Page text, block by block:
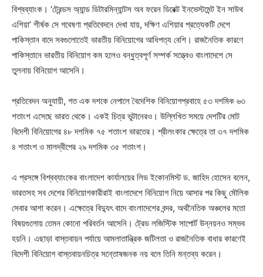
বিশ্বব্যাংক। ‘ট্রেন্ডস অ্যান্ড ডিটারমিন্যান্টস অব ফরেন ডিরেক্ট ইনভেস্টমেন্ট ইন সাউথ
এশিয়া’ শীর্ষক সে গবেষণা প্রতিবেদনে দেখা যায়, দক্ষিণ এশিয়ার প্রত্যেকটি দেশে
পাকিস্তান বাদে সবগুলোতেই ভারতীয় বিনিয়োগের আধিপত্য বেশি। রাজনৈতিক কারণে
পাকিস্তানে ভারতীয় বিনিয়োগ কম হলেও বন্ধুত্বপূর্ণ সম্পর্ক সত্ত্বেও বাংলাদেশে সে
তুলনায় বিনিয়োগ আসেনি।
প্রতিবেদন অনুযায়ী, গত এক দশকে নেপালে বৈদেশিক বিনিয়োগপ্রবাহে ৫৩ দশমিক ৬৩
শতাংশ এসেছে ভারত থেকে। একই চিত্র ভুটানেরও। উল্লিখিত সময়ে দেশটির মোট
বিদেশী বিনিয়োগের ৪৮ দশমিক ৭৫ শতাংশ ভারতের। শ্রীলংকার ক্ষেত্রে তা ৩৭ দশমিক
৪ শতাংশ ও মালদ্বীপের ২৯ দশমিক ৩৫ শতাংশ।
এ প্রসঙ্গে বিশ্বব্যাংকের বাংলাদেশ কার্যালয়ের লিড ইকোনমিস্ট ড. জাহিদ হোসেন বলেন,
ভারতসহ সব দেশের বিনিয়োগকারীরাই বাংলাদেশে বিনিয়োগ নিয়ে আসার পর কিছু মৌলিক
সেবার আশা করেন। এক্ষেত্রে বিদ্যুৎ বাদে বাংলাদেশের বন্দর, অর্থনৈতিক অঞ্চলের মতো
বিষয়গুলোয় তেমন কোনো পরিবর্তন আসেনি। ট্রেড লজিস্টিক সাপোর্ট উন্নয়নও সম্ভব
হয়নি। এছাড়া বাস্তবায়ন পর্যায়ে আমলাতান্ত্রিক জটিলতা ও রাজনৈতিক বাধার কারণেই
বিদেশী বিনিয়োগ বাস্তবায়নচিত্র সন্তোষজনক নয় বলে তিনি মন্তব্য করেন।